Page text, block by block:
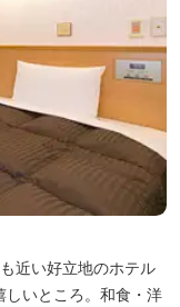
近い好立地のホテル
しいところ。和食・洋